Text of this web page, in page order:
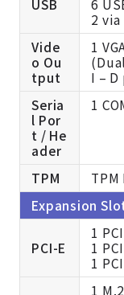
USB
6
2 via
Vide
o Ou
tput
1
I –
Seria
l Por
t / He
ader
1
TPM
Expansion
PCI-E
1
1
1
1